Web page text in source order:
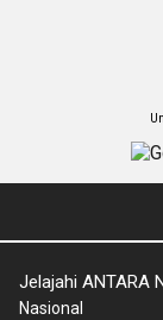
Jelajahi ANTARA
Nasional